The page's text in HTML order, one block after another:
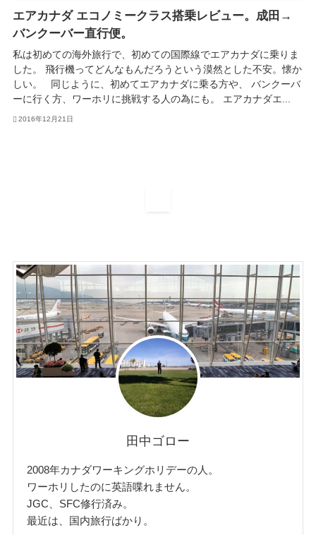
エアカナダ エコノミークラス搭乗レビュー。成田→
バンクーバー直行便。
私は初めての海外旅行で、初めての国際線でエアカナダに乗りま
した。 飛行機ってどんなもんだろうという漠然とした不安。懐か
しい。 同じように、初めてエアカナダに乗る方や、 バンクーバ
ーに行く方、ワーホリに挑戦する人の為にも。 エアカナダエ...
2016年12月21日
田中ゴロー
2008年カナダワーキングホリデーの人。
ワーホリしたのに英語喋れません。
JGC、SFC修行済み。
最近は、国内旅行ばかり。